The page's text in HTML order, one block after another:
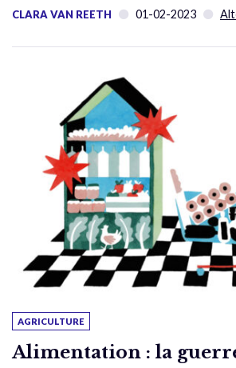
CLARA VAN REETH 01-02-2023
AGRICULTURE
Alimentation : la